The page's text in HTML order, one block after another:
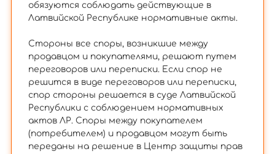
обязуются соблюдать действующие в
Латвийской Республике нормативные акты.
Стороны все споры, возникшие между
продавцом и покупателями, решают путем
переговоров или переписки. Если спор не
решится в виде переговоров или переписки,
спор стороны решается в суде Латвийской
Республики с соблюдением нормативных
актов ЛР. Споры между покупателем
(потребителем) и продавцом могут быть
переданы на решение в Центр защиты прав